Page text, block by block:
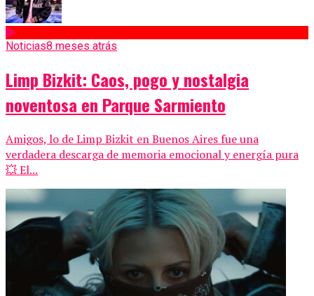
Noticias8 meses atrás
Limp Bizkit: Caos, pogo y nostalgia
noventosa en Parque Sarmiento
Amigos, lo de Limp Bizkit en Buenos Aires fue una
verdadera descarga de memoria emocional y energía pura
💥 El...